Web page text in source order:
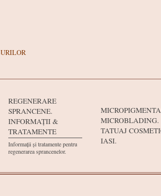
REGENERARE
SPRANCENE.
INFORMAȚII &
TRATAMENTE
Informații și tratamente pentru
regenerarea sprancenelor.
MICROBLADING.
TATUAJ
IASI.